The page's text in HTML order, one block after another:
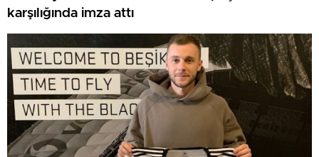
karşılığında imza attı